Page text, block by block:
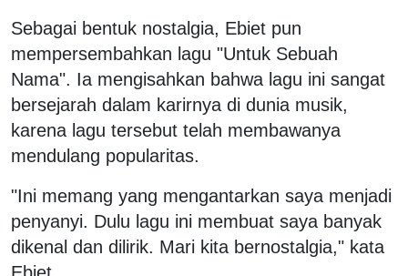
Sebagai bentuk nostalgia, Ebiet pun
mempersembahkan lagu "Untuk Sebuah
Nama". Ia mengisahkan bahwa lagu ini sangat
bersejarah dalam karirnya di dunia musik,
karena lagu tersebut telah membawanya
mendulang popularitas.
"Ini memang yang mengantarkan saya menjadi
penyanyi. Dulu lagu ini membuat saya banyak
dikenal dan dilirik. Mari kita bernostalgia," kata